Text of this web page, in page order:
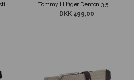
Tommy Hilfiger Adan Elastisk Flet Bælte
Tommy Hilfiger Denton 3.5 Elastisk Flet Bælte Navy
DKK 499,00